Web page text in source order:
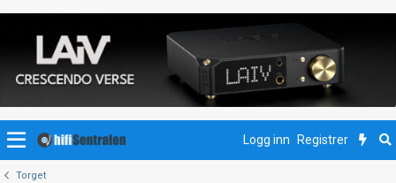
Logg inn Registrer
Torget